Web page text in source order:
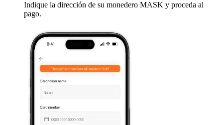
Indique la dirección de su monedero MASK y proceda al
pago.